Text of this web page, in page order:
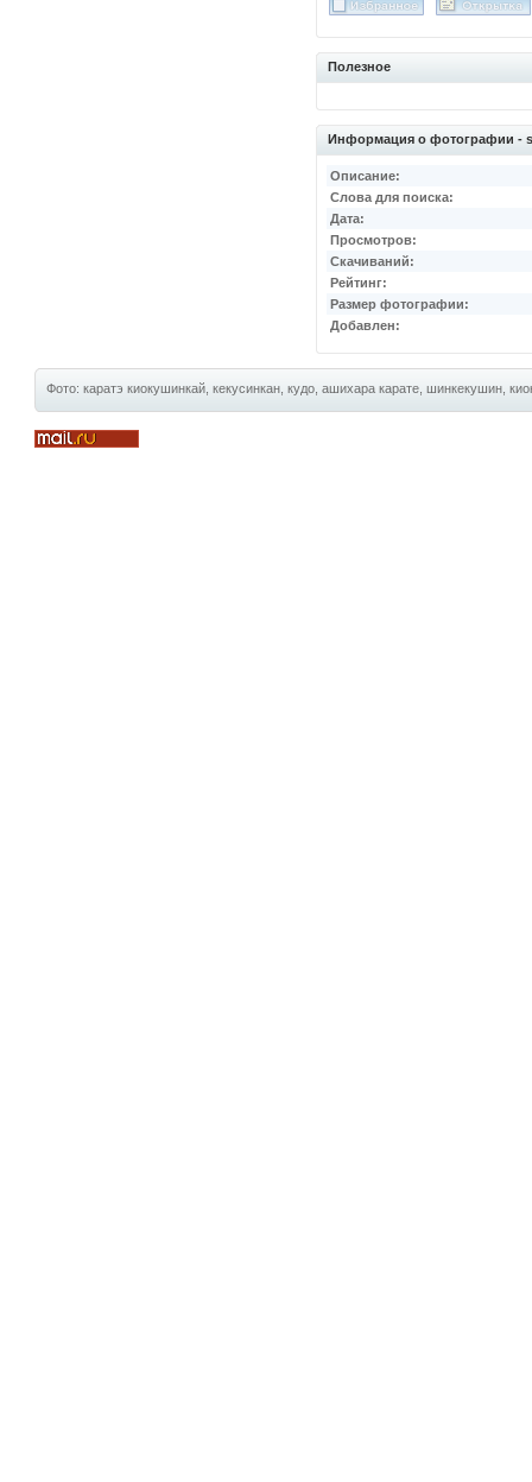
Полезное
Информация о фотографии -
Описание:
Слова для поиска:
Дата:
Просмотров:
Скачиваний:
Рейтинг:
Размер фотографии:
Добавлен:
Фото: каратэ киокушинкай, кекусинкан, кудо, ашихара карате, шинкекушин,